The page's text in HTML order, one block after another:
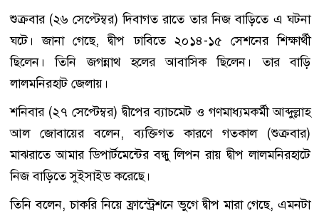
শুক্রবার (২৬ সেপ্টেম্বর) দিবাগত রাতে তার নিজ বাড়িতে এ ঘটনা
ঘটে। জানা গেছে, দ্বীপ ঢাবিতে ২০১৪-১৫ সেশনের শিক্ষার্থী
ছিলেন। তিনি জগন্নাথ হলের আবাসিক ছিলেন। তার বাড়ি
লালমনিরহাট জেলায়।
শনিবার (২৭ সেপ্টেম্বর) দ্বীপের ব্যাচমেট ও গণমাধ্যমকর্মী আব্দুল্লাহ
আল জোবায়ের বলেন, ব্যক্তিগত কারণে গতকাল (শুক্রবার)
মাঝরাতে আমার ডিপার্টমেন্টের বন্ধু লিপন রায় দ্বীপ লালমনিরহাটে
নিজ বাড়িতে সুইসাইড করেছে।
তিনি বলেন, চাকরি নিয়ে ফ্রাস্ট্রেশনে ভুগে দ্বীপ মারা গেছে, এমনটা